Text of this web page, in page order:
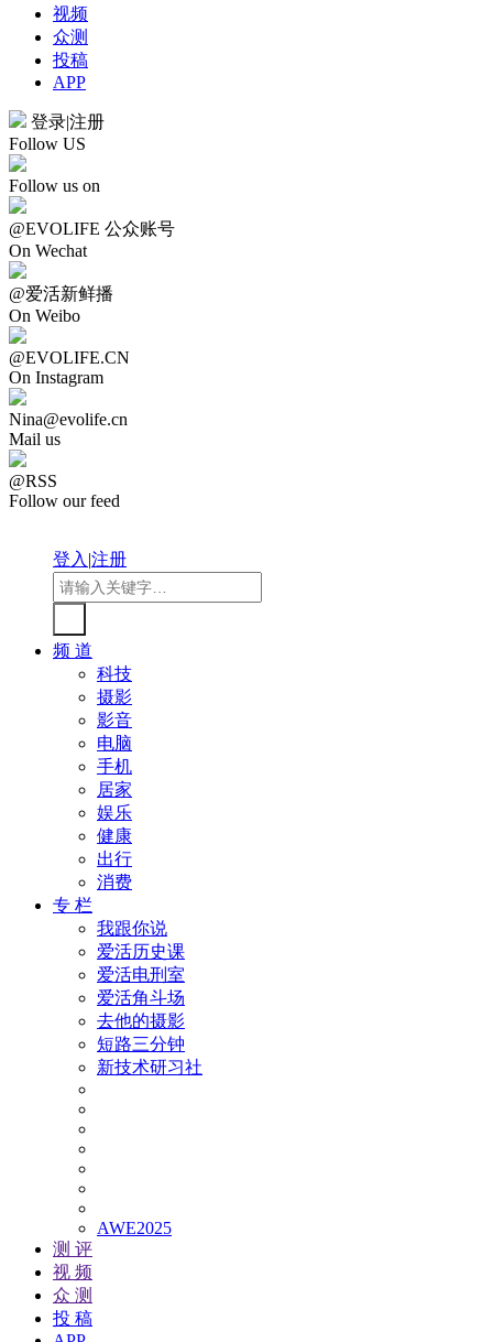
视频
众测
投稿
APP
登录|注册
Follow US
Follow us on
@EVOLIFE 公众账号
On Wechat
@爱活新鲜播
On Weibo
@EVOLIFE.CN
On Instagram
Nina@evolife.cn
Mail us
@RSS
Follow our feed
登入|注册
频 道
科技
摄影
影音
电脑
手机
居家
娱乐
健康
出行
消费
专 栏
我跟你说
爱活历史课
爱活电刑室
爱活角斗场
去他的摄影
短路三分钟
新技术研习社
AWE2025
测 评
视 频
众 测
投 稿